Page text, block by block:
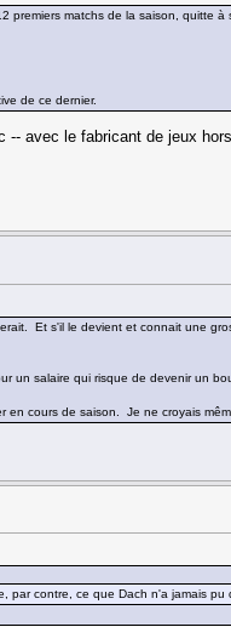
matchs de la saison, quitte
de ce dernier.
-- avec le fabricant de jeux
Et s'il le devient et connait une
un salaire qui risque de devenir un
cours de saison. Je ne croyais
par contre, ce que Dach n'a jamais pu